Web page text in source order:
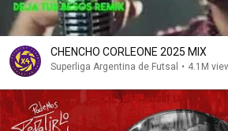
CHENCHO CORLEONE 2025 MIX
Superliga Argentina de Futsal • 4.1M